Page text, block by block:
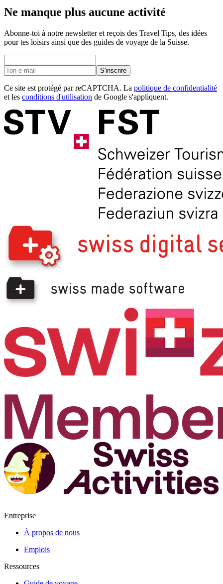
Ne manque plus aucune activité
Abonne-toi à notre newsletter et reçois des Travel Tips, des idées
pour tes loisirs ainsi que des guides de voyage de la Suisse.
S'inscrire
Ce site est protégé par reCAPTCHA. La politique de confidentialité
et les conditions d'utilisation de Google s'appliquent.
Entreprise
À propos de nous
Emplois
Ressources